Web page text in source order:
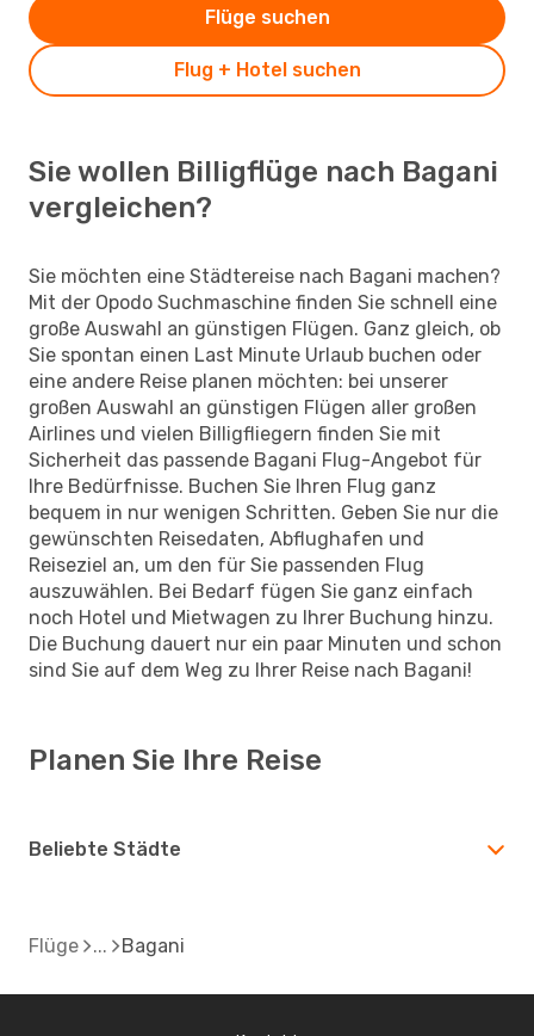
Flug + Hotel suchen
Flüge suchen
Sie wollen Billigflüge nach Bagani
vergleichen?
Sie möchten eine Städtereise nach Bagani machen?
Mit der Opodo Suchmaschine finden Sie schnell eine
große Auswahl an günstigen Flügen. Ganz gleich, ob
Sie spontan einen Last Minute Urlaub buchen oder
eine andere Reise planen möchten: bei unserer
großen Auswahl an günstigen Flügen aller großen
Airlines und vielen Billigfliegern finden Sie mit
Sicherheit das passende Bagani Flug-Angebot für
Ihre Bedürfnisse. Buchen Sie Ihren Flug ganz
bequem in nur wenigen Schritten. Geben Sie nur die
gewünschten Reisedaten, Abflughafen und
Reiseziel an, um den für Sie passenden Flug
auszuwählen. Bei Bedarf fügen Sie ganz einfach
noch Hotel und Mietwagen zu Ihrer Buchung hinzu.
Die Buchung dauert nur ein paar Minuten und schon
sind Sie auf dem Weg zu Ihrer Reise nach Bagani!
Planen Sie Ihre Reise
Beliebte Städte
Flüge Bagani